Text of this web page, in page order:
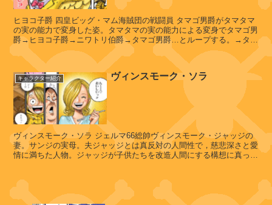
ジ
ィ
ン
ス
モ
ー
ク
・
イ
ジ
ィ
ス
モ
・
ソ
ラ
ヒヨコ子爵 四皇ビッグ・マム海賊団の戦闘員 タマゴ男爵がタマタマ
の実の能力で変身した姿。タマタマの実の能力による変身でタマゴ男
爵→ヒヨコ子爵→ニワトリ伯爵→タマゴ男爵…とループする。→タマ
ゴ男爵→ヒヨコ子爵→ニワトリ...
キャラクター紹介 ヴィンスモーク・ソラ
ヴィンスモーク・ソラ ジェルマ66総帥ヴィンスモーク・ジャッジの
妻。サンジの実母。夫ジャッジとは真反対の人間性で，慈悲深さと愛
情に満ちた人物。ジャッジが子供たちを改造人間にする構想に真っ向